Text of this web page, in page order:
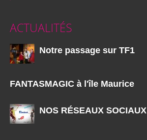
ACTUALITÉS
Notre passage sur TF1
FANTASMAGIC à l'île Maurice
NOS RÉSEAUX SOCIAUX